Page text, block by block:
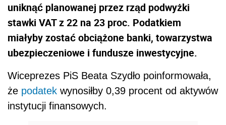
uniknąć planowanej przez rząd podwyżki
stawki VAT z 22 na 23 proc. Podatkiem
miałyby zostać obciążone banki, towarzystwa
ubezpieczeniowe i fundusze inwestycyjne.
Wiceprezes PiS Beata Szydło poinformowała,
że podatek wynosiłby 0,39 procent od aktywów
instytucji finansowych.